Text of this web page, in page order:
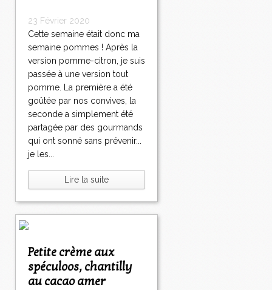
23 Février 2020
Cette semaine était donc ma
semaine pommes ! Après la
version pomme-citron, je suis
passée à une version tout
pomme. La première a été
goûtée par nos convives, la
seconde a simplement été
partagée par des gourmands
qui ont sonné sans prévenir...
je les...
Lire la suite
Petite crème aux
spéculoos, chantilly
au cacao amer